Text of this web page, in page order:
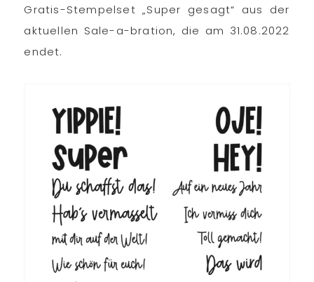
Gratis-Stempelset „Super gesagt“ aus der
aktuellen Sale-a-bration, die am 31.08.2022
endet.